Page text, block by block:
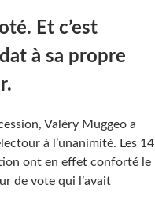
Et c’est
à sa propre
Valéry Muggeo a
à l’unanimité. Les 14
ont en effet conforté le
de vote qui l’avait